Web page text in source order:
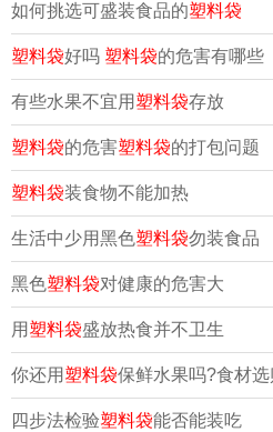
如何挑选可盛装食品的塑料袋
塑料袋好吗 塑料袋的危害有哪些
有些水果不宜用 塑料袋存放
塑料袋的危害塑料袋的打包问题
塑料袋装食物不能加热
生活中少用黑色塑料袋勿装食品
黑色塑料袋对健康的危害大
用 塑料袋盛放热食并不卫生
你还用 塑料袋保鲜水果吗?食材选
四步法检验塑料袋能否能装吃